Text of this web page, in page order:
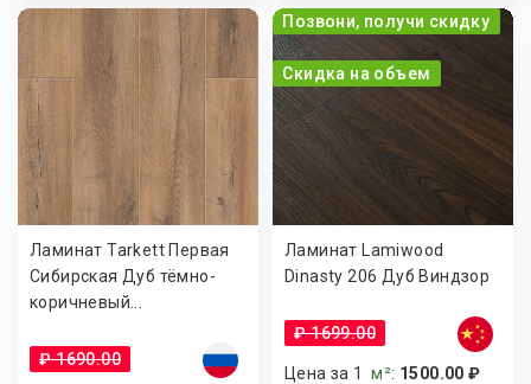
Ламинат Tarkett Первая
Сибирская Дуб тёмно-
коричневый...
₽ 1690.00
Позвони, получи скидку
Скидка на объем
Ламинат Lamiwood
Dinasty 206 Дуб Виндзор
₽ 1699.00
Цена за 1м²: 1500.00 ₽